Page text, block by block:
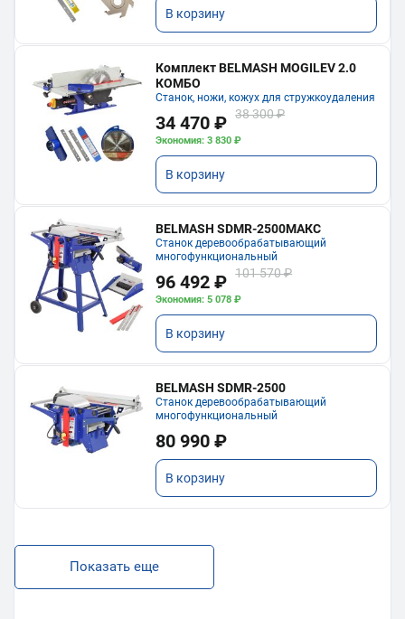
В корзину
Комплект BELMASH MOGILEV 2.0
КОМБО
Станок, ножи, кожух для стружкоудаления
34 470 ₽ 38 300 ₽
Экономия: 3 830 ₽
В корзину
BELMASH SDMR-2500МАКС
Станок деревообрабатывающий
многофункциональный
96 492 ₽ 101 570 ₽
Экономия: 5 078 ₽
В корзину
BELMASH SDMR-2500
Станок деревообрабатывающий
многофункциональный
80 990 ₽
В корзину
Показать еще